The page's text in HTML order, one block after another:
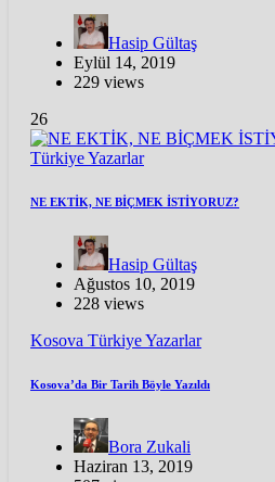
Hasip Gültaş
Eylül 14, 2019
229 views
26
TürkiyeYazarlar
NE EKTİK, NE BİÇMEK İSTİYORUZ?
Hasip Gültaş
Ağustos 10, 2019
228 views
Kosova TürkiyeYazarlar
Kosova’da Bir Tarih Böyle Yazıldı
Bora Zukali
Haziran 13, 2019